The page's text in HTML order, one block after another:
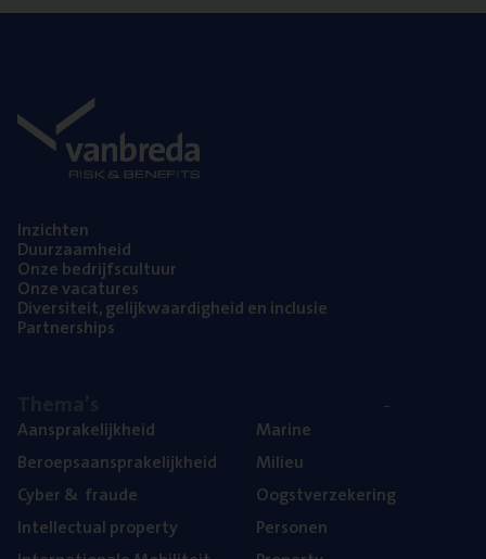
Inzich­ten
Duur­zaam­heid
Onze bedrijfs­cul­tuur
Onze vaca­tu­res
Diver­si­teit, gelijk­waar­dig­heid en inclusie
Part­ner­ships
Aan­spra­ke­lijk­heid
Beroeps­aan­spra­ke­lijk­heid
Cyber& fraude
Intel­lec­tu­al property
Mari­ne
Mili­eu
Oogst­ver­ze­ke­ring
Per­so­nen